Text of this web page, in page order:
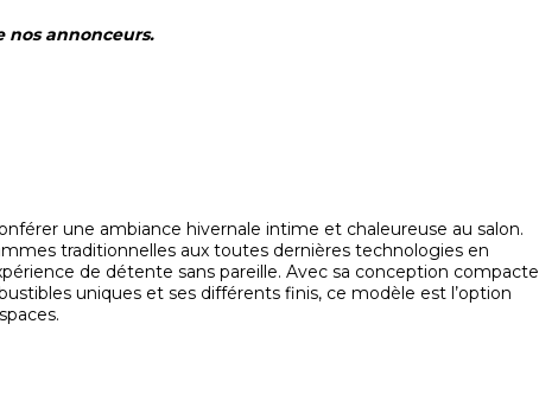
nos annonceurs.
une ambiance hivernale intime et chaleureuse au salon.
traditionnelles aux toutes dernières technologies en
de détente sans pareille. Avec sa conception compacte
uniques et ses différents finis, ce modèle est l’option